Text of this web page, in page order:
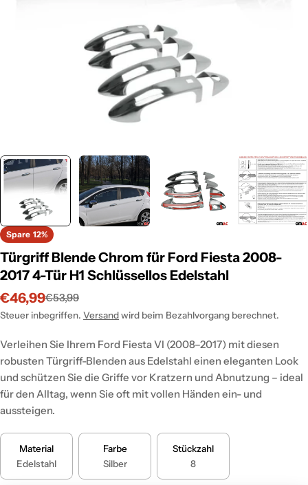
Spare 12%
Türgriff Blende Chrom für Ford Fiesta 2008-
2017 4-Tür H1 Schlüssellos Edelstahl
Verkaufspreis
€46,99
Regulärer
Preis
€53,99
Steuer inbegriffen. Versandwird beim Bezahlvorgang berechnet.
Verleihen Sie Ihrem Ford Fiesta VI (2008–2017) mit diesen
robusten Türgriff-Blenden aus Edelstahl einen eleganten Look
und schützen Sie die Griffe vor Kratzern und Abnutzung – ideal
für den Alltag, wenn Sie oft mit vollen Händen ein- und
aussteigen.
Material
Edelstahl
Farbe
Silber
Stückzahl
8